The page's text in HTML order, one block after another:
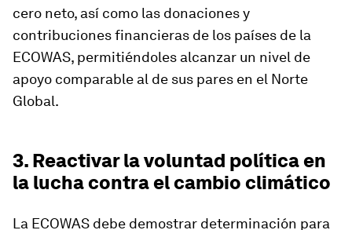
cero neto, así como las donaciones y
contribuciones financieras de los países de la
ECOWAS, permitiéndoles alcanzar un nivel de
apoyo comparable al de sus pares en el Norte
Global.
3. Reactivar la voluntad política en
la lucha contra el cambio climático
La ECOWAS debe demostrar determinación para